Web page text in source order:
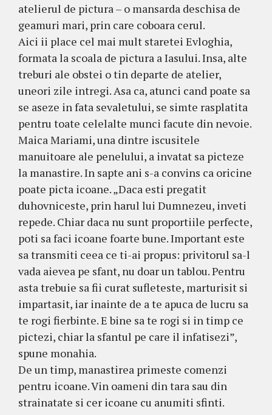
atelierul de pictura – o mansarda deschisa de
geamuri mari, prin care coboara cerul.
Aici ii place cel mai mult staretei Evloghia,
formata la scoala de pictura a Iasului. Insa, alte
treburi ale obstei o tin departe de atelier,
uneori zile intregi. Asa ca, atunci cand poate sa
se aseze in fata sevaletului, se simte rasplatita
pentru toate celelalte munci facute din nevoie.
Maica Mariami, una dintre iscusitele
manuitoare ale penelului, a invatat sa picteze
la manastire. In sapte ani s-a convins ca oricine
poate picta icoane. „Daca esti pregatit
duhovniceste, prin harul lui Dumnezeu, inveti
repede. Chiar daca nu sunt proportiile perfecte,
poti sa faci icoane foarte bune. Important este
sa transmiti ceea ce ti-ai propus: privitorul sa-l
vada aievea pe sfant, nu doar un tablou. Pentru
asta trebuie sa fii curat sufleteste, marturisit si
impartasit, iar inainte de a te apuca de lucru sa
te rogi fierbinte. E bine sa te rogi si in timp ce
pictezi, chiar la sfantul pe care il infatisezi”,
spune monahia.
De un timp, manastirea primeste comenzi
pentru icoane. Vin oameni din tara sau din
strainatate si cer icoane cu anumiti sfinti.